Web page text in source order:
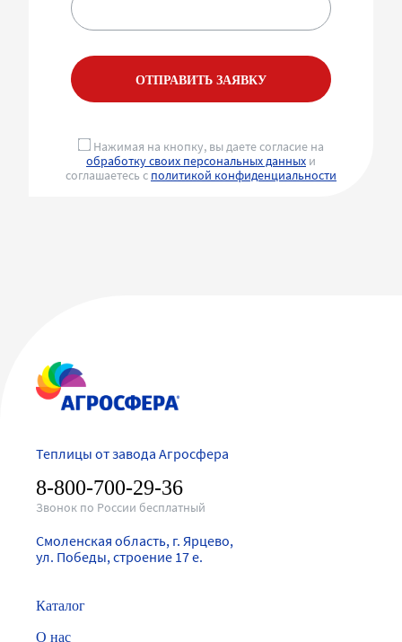
ОТПРАВИТЬ ЗАЯВКУ
Нажимая на кнопку, вы даете согласие на
обработку своих персональных данныхи
соглашаетесь с политикой конфиденциальности
Теплицы от завода Агросфера
8-800-700-29-36
Звонок по России бесплатный
Смоленская область, г. Ярцево,
ул. Победы, строение 17 е.
Каталог
О нас